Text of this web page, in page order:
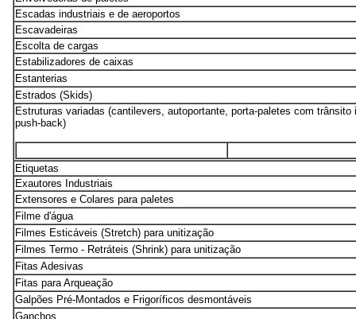
Escadas industriais e de aeroportos
Escavadeiras
Escolta de cargas
Estabilizadores de caixas
Estanterias
Estrados (Skids)
Estruturas variadas (cantilevers, autoportante, porta-paletes com
push-back)
Etiquetas
Exautores Industriais
Extensores e Colares para paletes
Filme d'água
Filmes Esticáveis (Stretch) para unitização
Filmes Termo - Retráteis (Shrink) para unitização
Fitas Adesivas
Fitas para Arqueação
Galpões Pré-Montados e Frigoríficos desmontáveis
Ganchos